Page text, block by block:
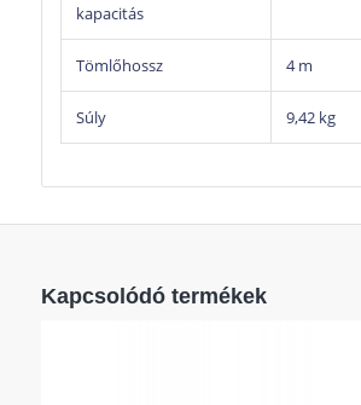
kapacitás
Tömlőhossz 4 m
Súly 9,42 kg
Kapcsolódó termékek